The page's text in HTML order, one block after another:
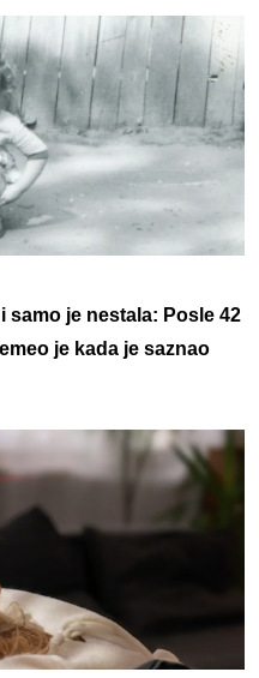
samo je nestala: Posle 42
je kada je saznao